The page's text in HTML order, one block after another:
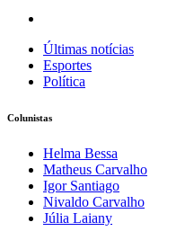
Últimas notícias
Esportes
Política
Colunistas
Helma Bessa
Matheus Carvalho
Igor Santiago
Nivaldo Carvalho
Júlia Laiany